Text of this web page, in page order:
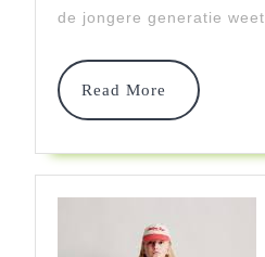
de jongere generatie weet
Read More
Read
More